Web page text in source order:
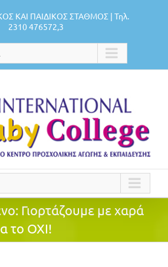
ΚΑΙ ΠΑΙΔΙΚΟΣ ΣΤΑΘΜΟΣ | Τηλ.
2310 476572,3
Γιορτάζουμε με χαρά
το ΟΧΙ!